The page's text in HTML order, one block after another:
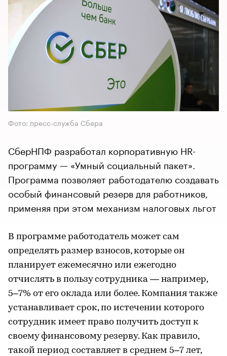
Фото: пресс-служба Сбера
СберНПФ разработал корпоративную HR-
программу — «Умный социальный пакет».
Программа позволяет работодателю создавать
особый финансовый резерв для работников,
применяя при этом механизм налоговых льгот
В программе работодатель может сам
определять размер взносов, которые он
планирует ежемесячно или ежегодно
отчислять в пользу сотрудника — например,
5–7% от его оклада или более. Компания также
устанавливает срок, по истечении которого
сотрудник имеет право получить доступ к
своему финансовому резерву. Как правило,
такой период составляет в среднем 5–7 лет,